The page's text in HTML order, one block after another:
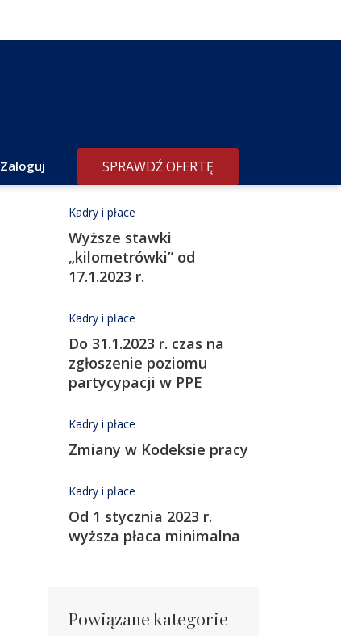
Zaloguj SPRAWDŹ OFERTĘ
Redakcja poleca
Kadry i płace
Wyższe stawki
„kilometrówki” od
17.1.2023 r.
Kadry i płace
Do 31.1.2023 r. czas na
zgłoszenie poziomu
partycypacji w PPE
Kadry i płace
Zmiany w Kodeksie pracy
Kadry i płace
Od 1 stycznia 2023 r.
wyższa płaca minimalna
Powiązane kategorie